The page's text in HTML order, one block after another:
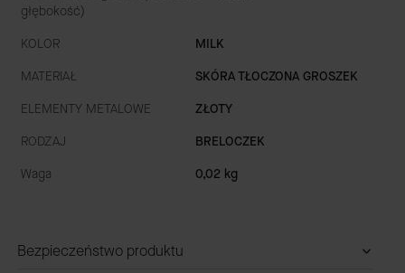
głębokość)
KOLOR
MILK
MATERIAŁ
SKÓRA TŁOCZONA GROSZEK
ELEMENTY METALOWE
ZŁOTY
RODZAJ
BRELOCZEK
Waga
0,02 kg
Bezpieczeństwo produktu